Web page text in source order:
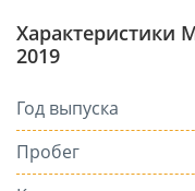
Характеристики
2019
Год выпуска
Пробег